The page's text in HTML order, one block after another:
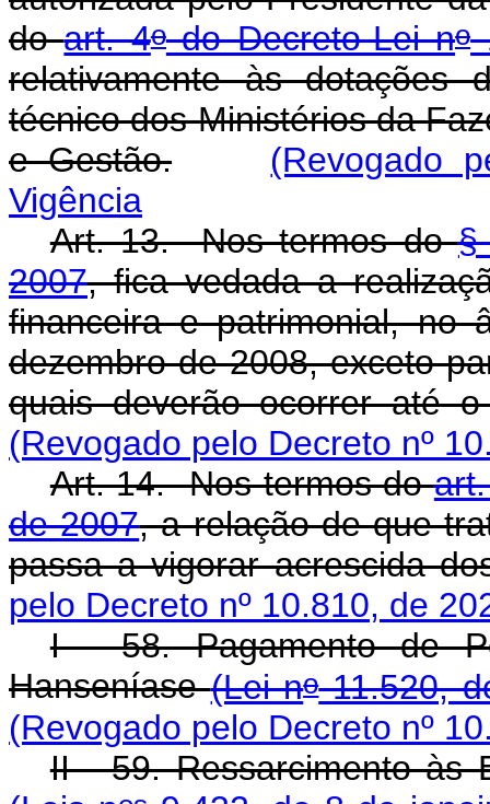
doart. 4odo Decreto-Lei no
relativamente às dotações
técnico dos Ministérios da
e Gestão.
(Revogado
Vigência
Art. 13. Nos termos do§
2007, fica vedada a
financeira e patrimonial, no
dezembro de 2008, exceto
quais deverão ocorrer até
(Revogado pelo Decreto nº
Art. 14. Nos termos do
de 2007, a relação de que
passa a vigorar acrescida
pelo Decreto nº 10.810, de
I - 58. Pagamento de
Hanseníase(Lei no11.520,
(Revogado pelo Decreto nº
II - 59. Ressarcimento às